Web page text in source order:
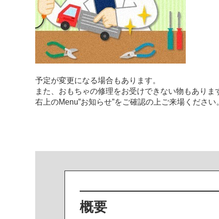
予定が変更になる場合もあります。
また、おもちゃの修理をお受けできない物もありま
右上のMenu”お知らせ”をご確認の上ご来場ください
概要